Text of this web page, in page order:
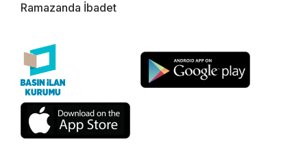
Ramazanda İbadet